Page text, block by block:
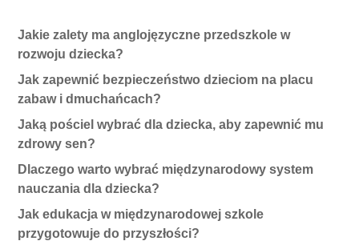
Jakie zalety ma anglojęzyczne przedszkole w
rozwoju dziecka?
Jak zapewnić bezpieczeństwo dzieciom na placu
zabaw i dmuchańcach?
Jaką pościel wybrać dla dziecka, aby zapewnić mu
zdrowy sen?
Dlaczego warto wybrać międzynarodowy system
nauczania dla dziecka?
Jak edukacja w międzynarodowej szkole
przygotowuje do przyszłości?